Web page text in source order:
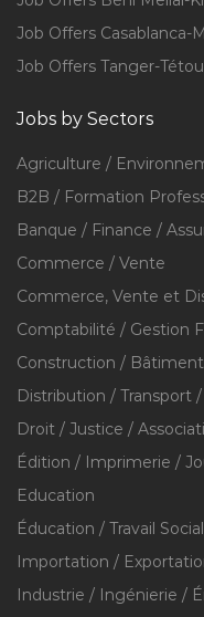
Job Offers Casablanca-
Job Offers Tanger-
Jobs by Sectors
Agriculture /
B2B / Formation
Banque / Finance /
Commerce / Vente
Commerce, Vente et
Comptabilité / Gestion
Construction / Bâtiment
Distribution / Transport
Droit / Justice /
Édition / Imprimerie /
Education
Éducation / Travail
Importation /
Industrie / Ingénierie /